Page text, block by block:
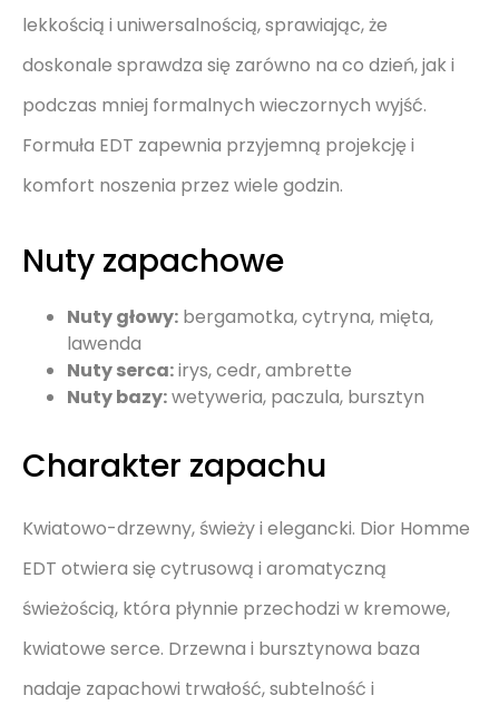
lekkością i uniwersalnością, sprawiając, że
doskonale sprawdza się zarówno na co dzień, jak i
podczas mniej formalnych wieczornych wyjść.
Formuła EDT zapewnia przyjemną projekcję i
komfort noszenia przez wiele godzin.
Nuty zapachowe
Nuty głowy: bergamotka, cytryna, mięta,
lawenda
Nuty serca:irys, cedr, ambrette
Nuty bazy:wetyweria, paczula, bursztyn
Charakter zapachu
Kwiatowo-drzewny, świeży i elegancki. Dior Homme
EDT otwiera się cytrusową i aromatyczną
świeżością, która płynnie przechodzi w kremowe,
kwiatowe serce. Drzewna i bursztynowa baza
nadaje zapachowi trwałość, subtelność i